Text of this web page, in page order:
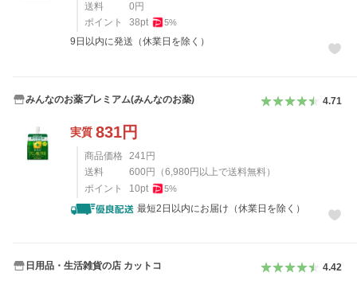
送料
0 円
ポイント
38pt 5%
9日以内に発送（休業日を除く）
みんなのお薬プレミアム(みんなのお薬) 4.71
実質 831円
商品価格 241 円
送料
600 円 （6,980 円以上で送料無料）
ポイント
10pt 5%
最短2日以内にお届け（休業日を除く）
日用品・生活雑貨の店 カットコ 4.42